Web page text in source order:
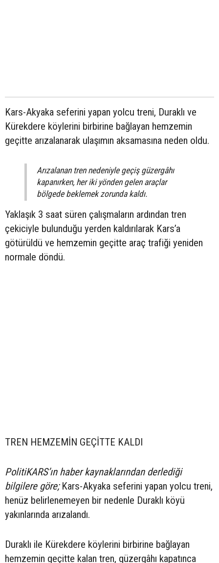
Kars-Akyaka seferini yapan yolcu treni, Duraklı ve
Kürekdere köylerini birbirine bağlayan hemzemin
geçitte arızalanarak ulaşımın aksamasına neden oldu.
Arızalanan tren nedeniyle geçiş güzergâhı
kapanırken, her iki yönden gelen araçlar
bölgede beklemek zorunda kaldı.
Yaklaşık 3 saat süren çalışmaların ardından tren
çekiciyle bulunduğu yerden kaldırılarak Kars’a
götürüldü ve hemzemin geçitte araç trafiği yeniden
normale döndü.
TREN HEMZEMİN GEÇİTTE KALDI
PolitiKARS’ın haber kaynaklarından derlediği
bilgilere göre;Kars-Akyaka seferini yapan yolcu treni,
henüz belirlenemeyen bir nedenle Duraklı köyü
yakınlarında arızalandı.
Duraklı ile Kürekdere köylerini birbirine bağlayan
hemzemin geçitte kalan tren, güzergâhı kapatınca